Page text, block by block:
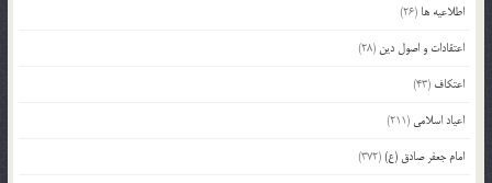
اطلاعیه ها (26)
اعتقادات و اصول دین (28)
اعتکاف (43)
اعیاد اسلامی (211)
امام جعفر صادق (ع)(372)